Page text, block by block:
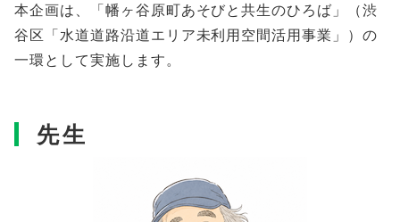
本企画は、「幡ヶ谷原町あそびと共生のひろば」（渋
谷区「水道道路沿道エリア未利用空間活用事業」）の
一環として実施します。
先生